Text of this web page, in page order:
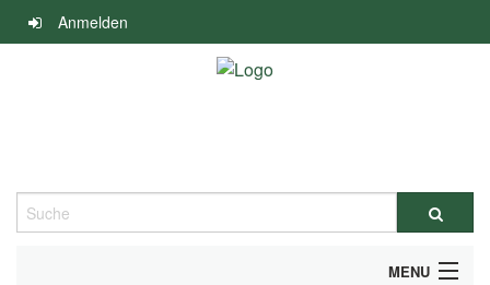
Navigation
überspringen
Anmelden
Suche
MENU